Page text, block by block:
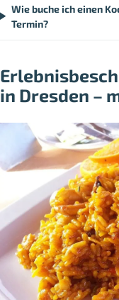
Wie buche ich einen
Termin?
in Dresden –